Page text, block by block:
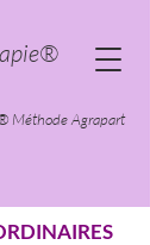
Méthode Agrapart